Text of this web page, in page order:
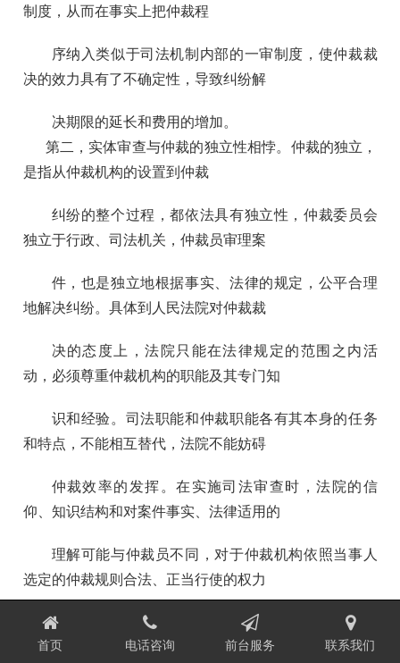
制度，从而在事实上把仲裁程
序纳入类似于司法机制内部的一审制度，使仲裁裁
决的效力具有了不确定性，导致纠纷解
决期限的延长和费用的增加。
第二，实体审查与仲裁的独立性相悖。仲裁的独立，
是指从仲裁机构的设置到仲裁
纠纷的整个过程，都依法具有独立性，仲裁委员会
独立于行政、司法机关，仲裁员审理案
件，也是独立地根据事实、法律的规定，公平合理
地解决纠纷。具体到人民法院对仲裁裁
决的态度上，法院只能在法律规定的范围之内活
动，必须尊重仲裁机构的职能及其专门知
识和经验。司法职能和仲裁职能各有其本身的任务
和特点，不能相互替代，法院不能妨碍
仲裁效率的发挥。在实施司法审查时，法院的信
仰、知识结构和对案件事实、法律适用的
理解可能与仲裁员不同，对于仲裁机构依照当事人
选定的仲裁规则合法、正当行使的权力
，不管法官是否赞成，必须遵从。在我国目前相关
立法尤其是大部分的商事立法还不完善
首页 电话咨询 前台服务 联系我们